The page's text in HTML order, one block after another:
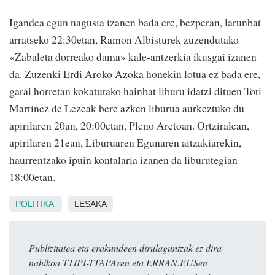
Igandea egun nagusia izanen bada ere, bezperan, larunbat
arratseko 22:30etan, Ramon Albisturek zuzendutako
«Zabaleta dorreako dama» kale-antzerkia ikusgai izanen
da. Zuzenki Erdi Aroko Azoka honekin lotua ez bada ere,
garai horretan kokatutako hainbat liburu idatzi dituen Toti
Martinez de Lezeak bere azken liburua aurkeztuko du
apirilaren 20an, 20:00etan, Pleno Aretoan. Ortziralean,
apirilaren 21ean, Liburuaren Egunaren aitzakiarekin,
haurrentzako ipuin kontalaria izanen da liburutegian
18:00etan.
POLITIKA LESAKA
Publizitatea eta erakundeen dirulaguntzak ez dira
nahikoa TTIPI-TTAPAren eta ERRAN.EUSen